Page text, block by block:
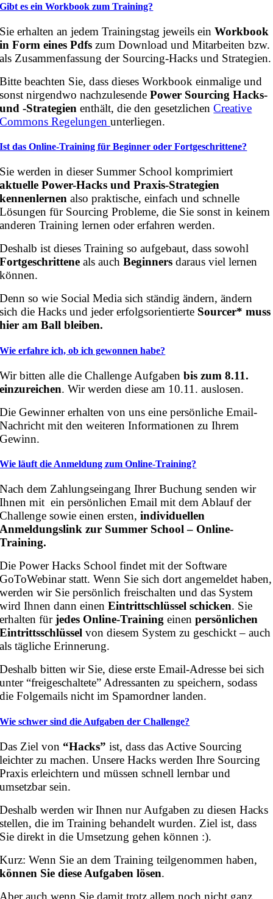
Gibt es ein Workbook zum Training?
Sie erhalten an jedem Trainingstag jeweils einWorkbook
in Form eines Pdfs zum Download und Mitarbeiten bzw.
als Zusammenfassung der Sourcing-Hacks und Strategien.
Bitte beachten Sie, dass dieses Workbook einmalige und
sonst nirgendwo nachzulesendePower Sourcing Hacks-
und -Strategien enthält, die den gesetzlichenCreative
Commons Regelungenunterliegen.
Ist das Online-Training für Beginner oder Fortgeschrittene?
Sie werden in dieser Summer School komprimiert
aktuelle Power-Hacks und Praxis-Strategien
kennenlernen also praktische, einfach und schnelle
Lösungen für Sourcing Probleme, die Sie sonst in keinem
anderen Training lernen oder erfahren werden.
Deshalb ist dieses Training so aufgebaut, dass sowohl
Fortgeschrittene als auchBeginners daraus viel lernen
können.
Denn so wie Social Media sich ständig ändern, ändern
sich die Hacks und jeder erfolgsorientierte Sourcer* muss
hier am Ball bleiben.
Wie erfahre ich, ob ich gewonnen habe?
Wir bitten alle die Challenge Aufgabenbis zum 8.11.
einzureichen. Wir werden diese am 10.11. auslosen.
Die Gewinner erhalten von uns eine persönliche Email-
Nachricht mit den weiteren Informationen zu Ihrem
Gewinn.
Wie läuft die Anmeldung zum Online-Training?
Nach dem Zahlungseingang Ihrer Buchung senden wir
Ihnen mit ein persönlichen Email mit dem Ablauf der
Challenge sowie einen ersten,individuellen
Anmeldungslink zur Summer School – Online-
Training.
Die Power Hacks School findet mit der Software
GoToWebinar statt. Wenn Sie sich dort angemeldet haben,
werden wir Sie persönlich freischalten und das System
wird Ihnen dann einenEintrittschlüssel schicken. Sie
erhalten fürjedes Online-Training einenpersönlichen
Eintrittsschlüssel von diesem System zu geschickt – auch
als tägliche Erinnerung.
Deshalb bitten wir Sie, diese erste Email-Adresse bei sich
unter “freigeschaltete” Adressanten zu speichern, sodass
die Folgemails nicht im Spamordner landen.
Wie schwer sind die Aufgaben der Challenge?
Das Ziel von “Hacks” ist, dass das Active Sourcing
leichter zu machen. Unsere Hacks werden Ihre Sourcing
Praxis erleichtern und müssen schnell lernbar und
umsetzbar sein.
Deshalb werden wir Ihnen nur Aufgaben zu diesen Hacks
stellen, die im Training behandelt wurden. Ziel ist, dass
Sie direkt in die Umsetzung gehen können :).
Kurz: Wenn Sie an dem Training teilgenommen haben,
können Sie diese Aufgaben lösen.
Aber auch wenn Sie damit trotz allem noch nicht ganz